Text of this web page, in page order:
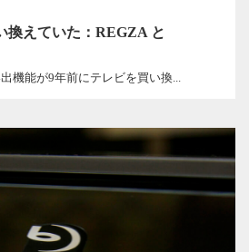
換えていた：REGZA と
機能が9年前にテレビを買い換...